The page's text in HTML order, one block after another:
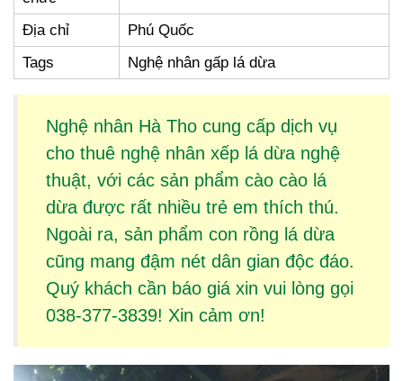
Địa chỉ
Phú Quốc
Tags
Nghệ nhân gấp lá dừa
Nghệ nhân Hà Tho cung cấp dịch vụ
cho thuê nghệ nhân xếp lá dừanghệ
thuật, với các sản phẩm cào cào lá
dừađược rất nhiều trẻ em thích thú.
Ngoài ra, sản phẩm con rồng lá dừa
cũng mang đậm nét dân gian độc đáo.
Quý khách cần báo giá xin vui lòng gọi
038-377-3839! Xin cảm ơn!